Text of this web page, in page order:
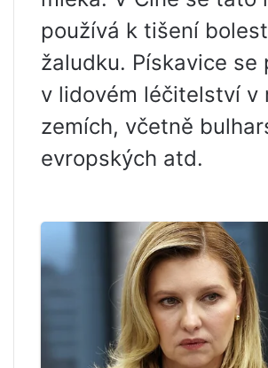
používá k tišení
žaludku. Pískavice se
v lidovém léčitelství v
zemích, včetně
evropských atd.